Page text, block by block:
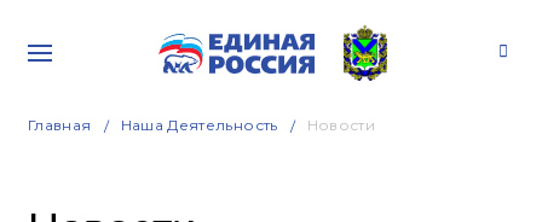
Главная Наша Деятельность Новости